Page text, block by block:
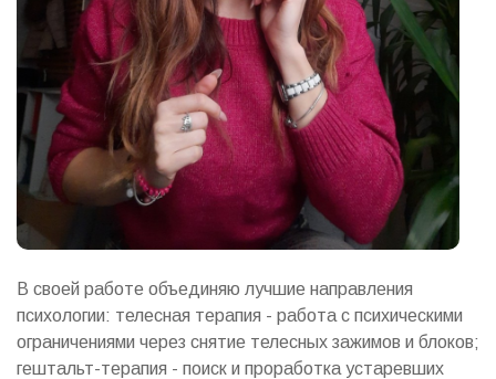
В своей работе объединяю лучшие направления
психологии: телесная терапия - работа с психическими
ограничениями через снятие телесных зажимов и блоков;
гештальт-терапия - поиск и проработка устаревших